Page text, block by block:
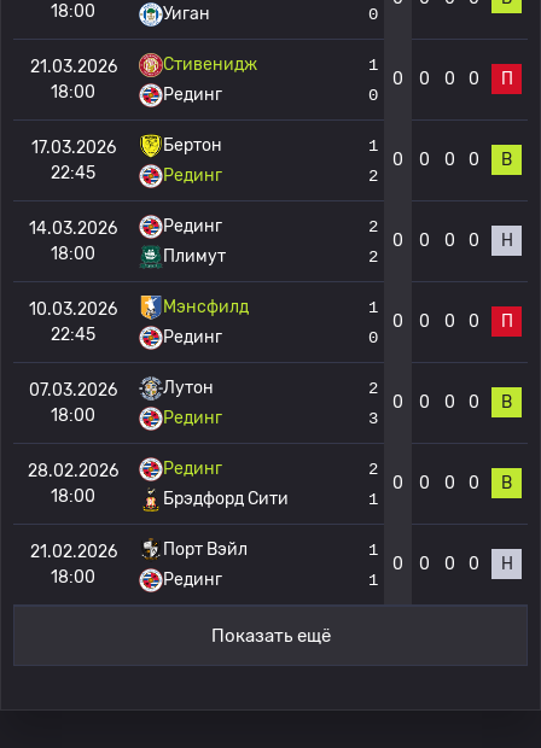
18:00
Уиган
0
21.03.2026
18:00
Стивенидж
Рединг
1
0
0 0 0 0 П
17.03.2026
22:45
Бертон
Рединг
1
2
0 0 0 0 В
14.03.2026
18:00
Рединг
Плимут
2
2
0 0 0 0 Н
10.03.2026
22:45
Мэнсфилд
Рединг
1
0
0 0 0 0 П
07.03.2026
18:00
Лутон
Рединг
2
3
0 0 0 0 В
28.02.2026
18:00
Рединг
Брэдфорд Сити
2
1
0 0 0 0 В
21.02.2026
18:00
Порт Вэйл
Рединг
1
1
0 0 0 0 Н
Показать ещё